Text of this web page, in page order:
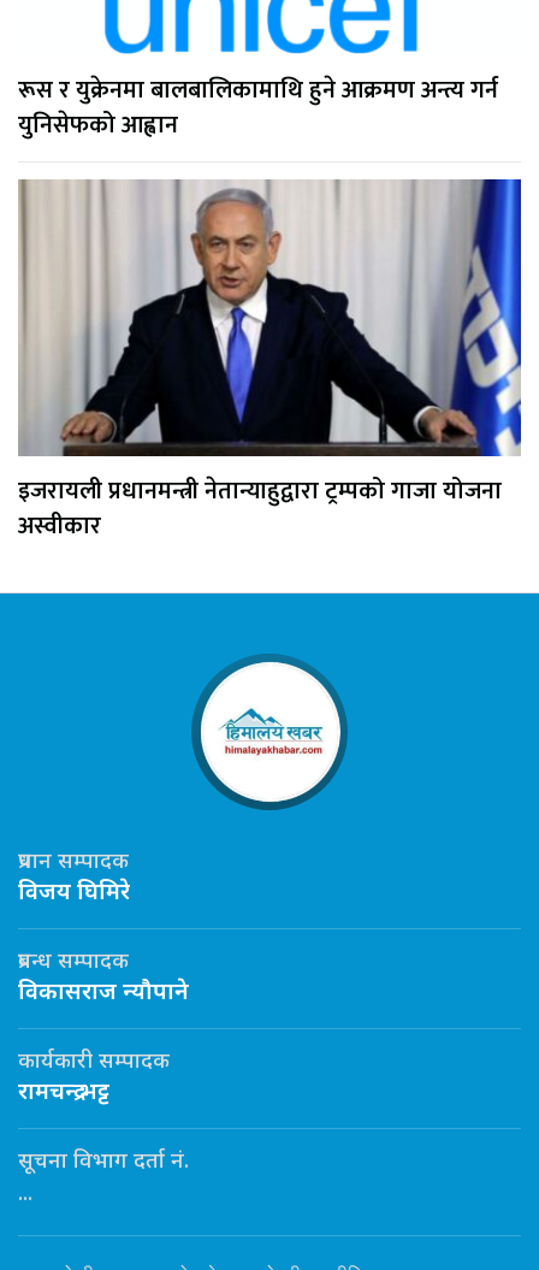
रूस र युक्रेनमा बालबालिकामाथि हुने आक्रमण अन्त्य गर्न
युनिसेफको आह्वान
इजरायली प्रधानमन्त्री नेतान्याहुद्वारा ट्रम्पको गाजा योजना
अस्वीकार
प्रधान सम्पादक
विजय घिमिरे
प्रबन्ध सम्पादक
विकासराज न्यौपाने
कार्यकारी सम्पादक
रामचन्द्र भट्ट
सूचना विभाग दर्ता नं.
...